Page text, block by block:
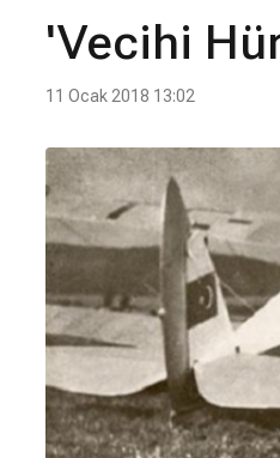
'Vecihi
11 Ocak 2018 13:02